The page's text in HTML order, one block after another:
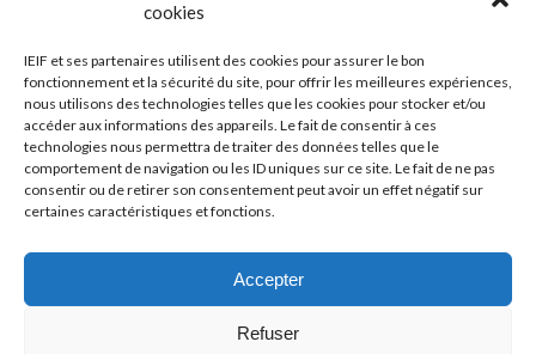
cookies
IEIF et ses partenaires utilisent des cookies pour assurer le bon
fonctionnement et la sécurité du site, pour offrir les meilleures expériences,
nous utilisons des technologies telles que les cookies pour stocker et/ou
accéder aux informations des appareils. Le fait de consentir à ces
technologies nous permettra de traiter des données telles que le
comportement de navigation ou les ID uniques sur ce site. Le fait de ne pas
consentir ou de retirer son consentement peut avoir un effet négatif sur
certaines caractéristiques et fonctions.
Accepter
Refuser
Prénom*
E-mail*